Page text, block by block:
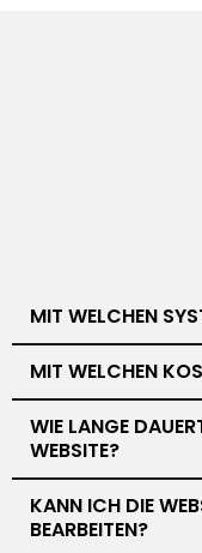
MIT WELCHEN
MIT WELCHEN
WIE LANGE
WEBSITE?
KANN ICH DIE
BEARBEITEN?